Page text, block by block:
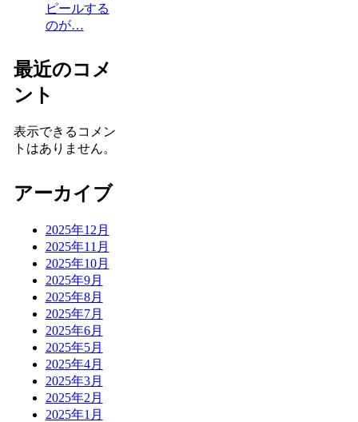
ピールする
のが…
最近のコメ
ント
表示できるコメン
トはありません。
アーカイブ
2025年12月
2025年11月
2025年10月
2025年9月
2025年8月
2025年7月
2025年6月
2025年5月
2025年4月
2025年3月
2025年2月
2025年1月